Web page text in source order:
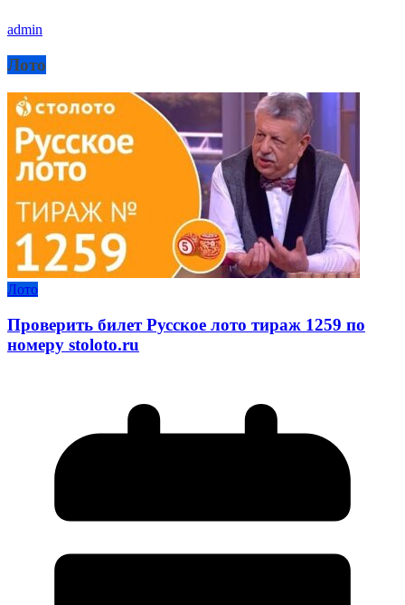
admin
Лото
Лото
Проверить билет Русское лото тираж 1259 по
номеру stoloto.ru